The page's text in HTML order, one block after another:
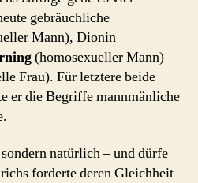
gebräuchliche
Mann), Dionin
(homosexueller Mann)
Frau). Für letztere beide
er die Begriffe mannmänliche
natürlich – und dürfe
forderte deren Gleichheit